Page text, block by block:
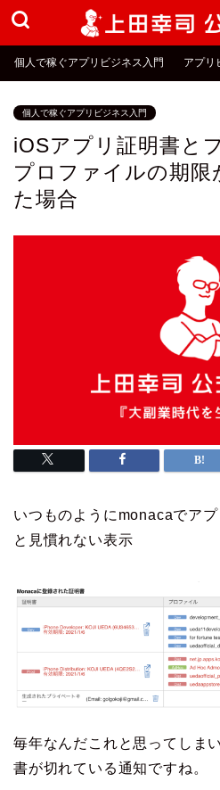
個人で稼ぐアプリビジネス入門 アプリ
個人で稼ぐアプリビジネス入門
iOSアプリ証明書と
プロファイルの期限
た場合
いつものようにmonacaでア
と見慣れない表示
毎年なんだこれと思ってしま
書が切れている通知ですね。